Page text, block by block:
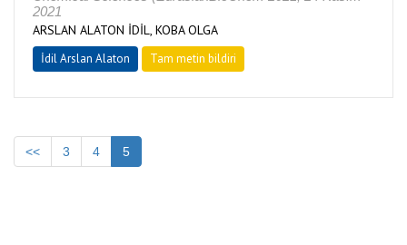
2021
ARSLAN ALATON İDİL, KOBA OLGA
İdil Arslan Alaton Tam metin bildiri
<< 3 4 5